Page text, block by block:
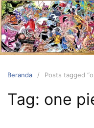
Langsung
ke
konten
Beranda Posts tagged
Tag: one